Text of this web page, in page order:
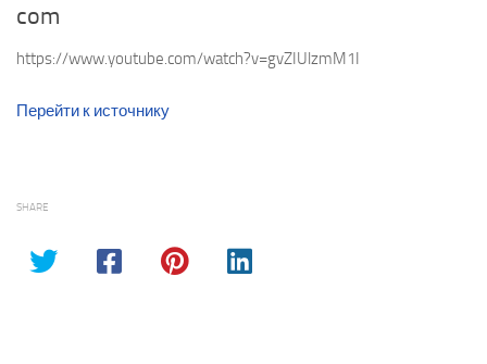
com
https://www.youtube.com/watch?v=gvZIUlzmM1I
Перейти к источнику
SHARE